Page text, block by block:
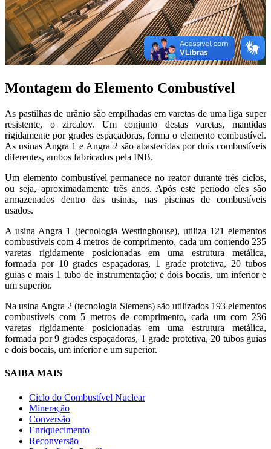
Montagem do Elemento Combustível
As pastilhas de urânio são empilhadas em varetas de uma liga super
resistente, o zircaloy. Um conjunto destas varetas, mantidas
rigidamente por grades espaçadoras, forma o elemento combustível.
As usinas Angra 1 e Angra 2 são abastecidas por dois combustíveis
diferentes, ambos fabricados pela INB.
Um elemento combustível permanece no reator durante três ciclos,
ou seja, aproximadamente três anos. Após este período eles são
armazenados dentro das usinas, nas piscinas de combustíveis
usados.
A usina Angra 1 (tecnologia Westinghouse), utiliza 121 elementos
combustíveis com 4 metros de comprimento, cada um contendo 235
varetas rigidamente posicionadas em uma estrutura metálica,
formada por 10 grades espaçadoras, 1 grade protetiva, 20 tubos
guias e mais 1 tubo de instrumentação; e dois bocais, um inferior e
um superior.
Na usina Angra 2 (tecnologia Siemens) são utilizados 193 elementos
combustíveis com 5 metros de comprimento, cada um com 236
varetas rigidamente posicionadas em uma estrutura metálica,
formada por 9 grades espaçadoras, 1 grade protetiva, 20 tubos guias
e dois bocais, um inferior e um superior.
SAIBA MAIS
Ciclo do Combustível Nuclear
Mineração
Conversão
Enriquecimento
Reconversão